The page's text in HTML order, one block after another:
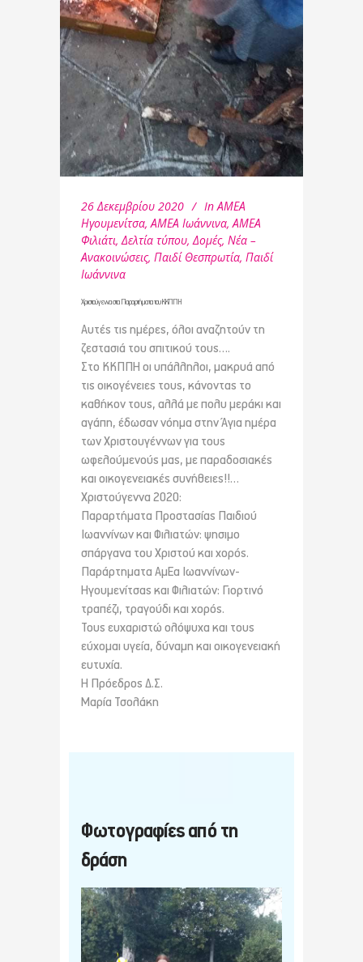
26 Δεκεμβρίου 2020 In ΑΜΕΑ
Ηγουμενίτσα,ΑΜΕΑ Ιωάννινα,ΑΜΕΑ
Φιλιάτι,Δελτία τύπου,Δομές, Νέα –
Ανακοινώσεις, Παιδί Θεσπρωτία, Παιδί
Ιωάννινα
Χριστούγεννα στα Παραρτήματα του ΚΚΠΠΗ
Αυτές τις ημέρες, όλοι αναζητούν τη
ζεστασιά του σπιτικού τους….
Στο ΚΚΠΠΗ οι υπάλληλοι, μακρυά από
τις οικογένειες τους, κάνοντας το
καθήκον τους, αλλά με πολυ μεράκι και
αγάπη, έδωσαν νόημα στην Άγια ημέρα
των Χριστουγέννων για τους
ωφελούμενούς μας, με παραδοσιακές
και οικογενειακές συνήθειες!!…
Χριστούγεννα 2020:
Παραρτήματα Προστασίας Παιδιού
Ιωαννίνων και Φιλιατών: ψησιμο
σπάργανα του Χριστού και χορός.
Παράρτηματα ΑμΕα Ιωαννίνων-
Ηγουμενίτσας και Φιλιατών: Γιορτινό
τραπέζι, τραγούδι και χορός.
Τους ευχαριστώ ολόψυχα και τους
εύχομαι υγεία, δύναμη και οικογενειακή
ευτυχία.
Η Πρόεδρος Δ.Σ.
Μαρία Τσολάκη
Φωτογραφίες από τη
δράση